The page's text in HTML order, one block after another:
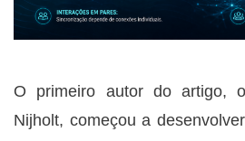
O primeiro autor do artigo,
Nijholt, começou a